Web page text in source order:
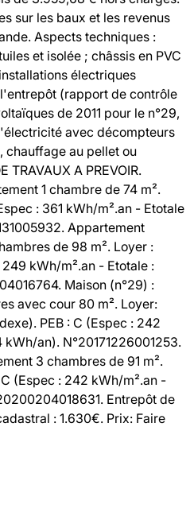
sur les baux et les revenus
Aspects techniques :
et isolée ; châssis en PVC
électriques
(rapport de contrôle
de 2011 pour le n°29,
avec décompteurs
chauffage au pellet ou
TRAVAUX A PREVOIR.
1 chambre de 74 m².
: 361 kWh/m².an - Etotale
Appartement
de 98 m². Loyer :
kWh/m².an - Etotale :
Maison (n°29) :
avec cour 80 m². Loyer:
PEB : C (Espec : 242
an). N°20171226001253.
3 chambres de 91 m².
(Espec : 242 kWh/m².an -
Entrepôt de
: 1.630€. Prix: Faire